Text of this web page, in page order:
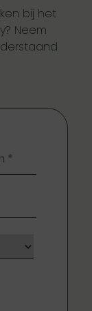
bij het
Neem